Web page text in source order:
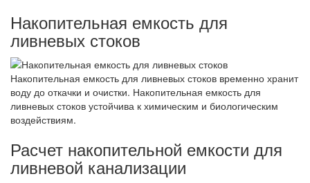
Накопительная емкость для
ливневых стоков
Накопительная емкость для ливневых стоков временно хранит
воду до откачки и очистки. Накопительная емкость для
ливневых стоков устойчива к химическим и биологическим
воздействиям.
Расчет накопительной емкости для
ливневой канализации